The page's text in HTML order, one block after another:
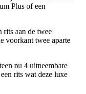
Plus of een
aan de twee
voorkant twee aparte
nu 4 uitneembare
rits wat deze luxe